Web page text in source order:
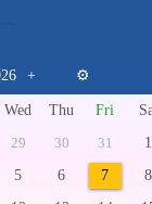
+ ⚙
Wed Thu Fri
29 30 31 1
5 6 7 8